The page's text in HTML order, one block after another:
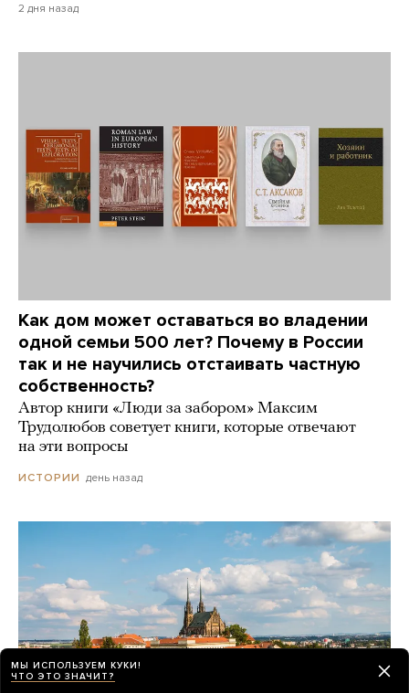
2 дня назад
Как дом может оставаться во владении
одной семьи 500 лет? Почему в России
так и не научились отстаивать частную
собственность?
Автор книги «Люди за забором» Максим
Трудолюбов советует книги, которые отвечают
на эти вопросы
ИСТОРИИ день назад
МЫ ИСПОЛЬЗУЕМ КУКИ!
ЧТО ЭТО ЗНАЧИТ?